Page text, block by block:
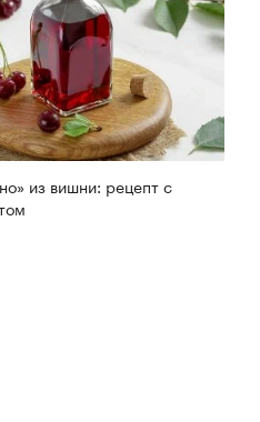
из вишни: рецепт с